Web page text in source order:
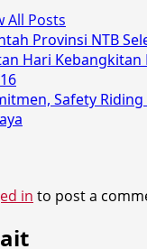
All Posts
Provinsi NTB
Hari Kebangkitan
Safety
in to post a